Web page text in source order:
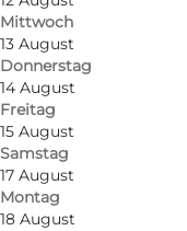
Mittwoch
13 August
Donnerstag
14 August
Freitag
15 August
Samstag
17 August
Montag
18 August
Die Speisekarte
Pfannkuchen,
Das Café ist
den
Avocado-Toast